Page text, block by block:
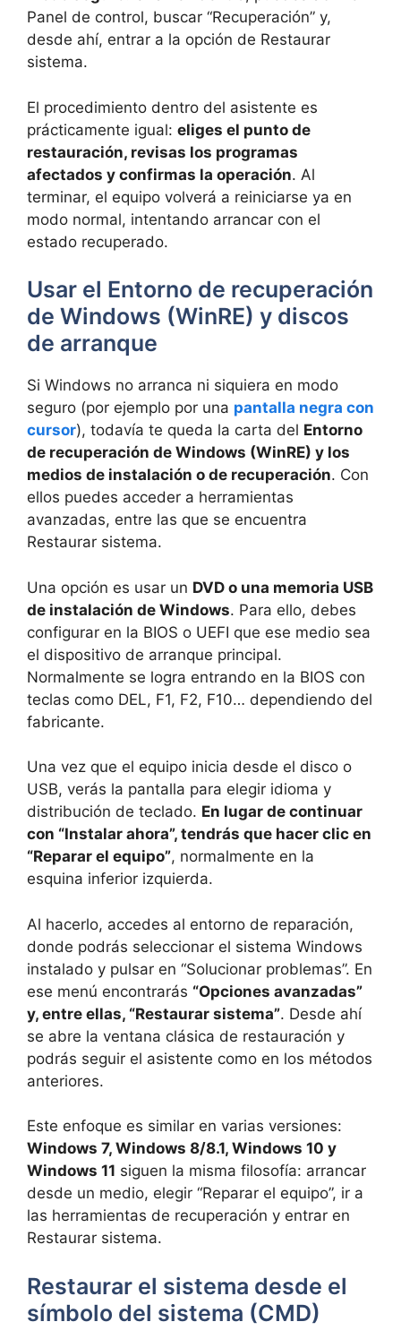
Panel de control, buscar “Recuperación” y,
desde ahí, entrar a la opción de Restaurar
sistema.
El procedimiento dentro del asistente es
prácticamente igual: eliges el punto de
restauración, revisas los programas
afectados y confirmas la operación. Al
terminar, el equipo volverá a reiniciarse ya en
modo normal, intentando arrancar con el
estado recuperado.
Usar el Entorno de recuperación
de Windows (WinRE) y discos
de arranque
Si Windows no arranca ni siquiera en modo
seguro (por ejemplo por una pantalla negra con
cursor), todavía te queda la carta del Entorno
de recuperación de Windows (WinRE) y los
medios de instalación o de recuperación. Con
ellos puedes acceder a herramientas
avanzadas, entre las que se encuentra
Restaurar sistema.
Una opción es usar un DVD o una memoria USB
de instalación de Windows. Para ello, debes
configurar en la BIOS o UEFI que ese medio sea
el dispositivo de arranque principal.
Normalmente se logra entrando en la BIOS con
teclas como DEL, F1, F2, F10… dependiendo del
fabricante.
Una vez que el equipo inicia desde el disco o
USB, verás la pantalla para elegir idioma y
distribución de teclado. En lugar de continuar
con “Instalar ahora”, tendrás que hacer clic en
“Reparar el equipo”, normalmente en la
esquina inferior izquierda.
Al hacerlo, accedes al entorno de reparación,
donde podrás seleccionar el sistema Windows
instalado y pulsar en “Solucionar problemas”. En
ese menú encontrarás “Opciones avanzadas”
y, entre ellas, “Restaurar sistema”. Desde ahí
se abre la ventana clásica de restauración y
podrás seguir el asistente como en los métodos
anteriores.
Este enfoque es similar en varias versiones:
Windows 7, Windows 8/8.1, Windows 10 y
Windows 11 siguen la misma filosofía: arrancar
desde un medio, elegir “Reparar el equipo”, ir a
las herramientas de recuperación y entrar en
Restaurar sistema.
Restaurar el sistema desde el
símbolo del sistema (CMD)